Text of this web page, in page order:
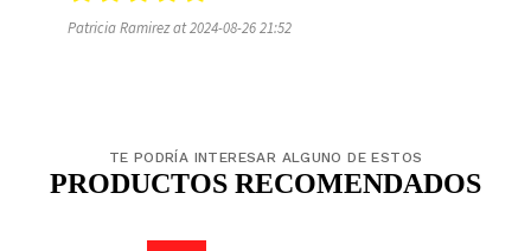
Patricia Ramirez at 2024-08-26 21:52
TE PODRÍA INTERESAR ALGUNO DE ESTOS
PRODUCTOS RECOMENDADOS